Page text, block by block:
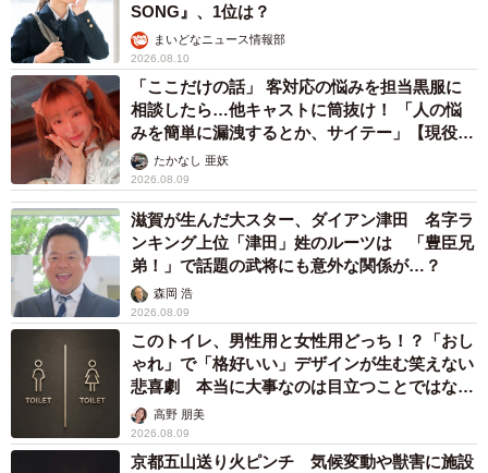
SONG』、1位は？
まいどなニュース情報部
2026.08.10
「ここだけの話」 客対応の悩みを担当黒服に
相談したら…他キャストに筒抜け！ 「人の悩
みを簡単に漏洩するとか、サイテー」【現役キ
ャストに取材】
たかなし 亜妖
2026.08.09
滋賀が生んだ大スター、ダイアン津田 名字ラ
ンキング上位「津田」姓のルーツは 「豊臣兄
弟！」で話題の武将にも意外な関係が…？
森岡 浩
2026.08.09
このトイレ、男性用と女性用どっち！？「おし
ゃれ」で「格好いい」デザインが生む笑えない
悲喜劇 本当に大事なのは目立つことではな
く…高野 朋美
2026.08.09
京都五山送り火ピンチ 気候変動や獣害に施設